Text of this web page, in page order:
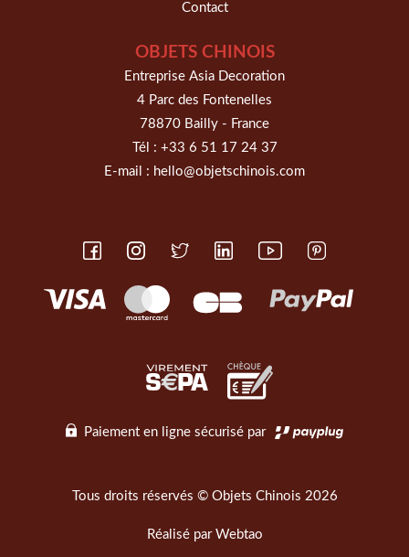
Contact
OBJETS CHINOIS
Entreprise Asia Decoration
4 Parc des Fontenelles
78870 Bailly - France
Tél : +33 6 51 17 24 37
E-mail : hello@objetschinois.com
Paiement en ligne sécurisé par
Tous droits réservés © Objets Chinois 2026
Réalisé par Webtao